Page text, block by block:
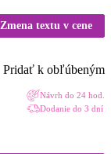
Zmena textu v cene
Pridať k obľúbeným
Návrh do 24 hod.
Dodanie do 3 dní